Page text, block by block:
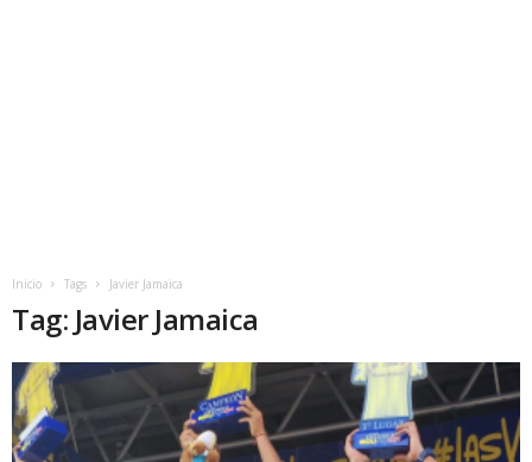
Inicio Tags Javier Jamaica
Tag: Javier Jamaica